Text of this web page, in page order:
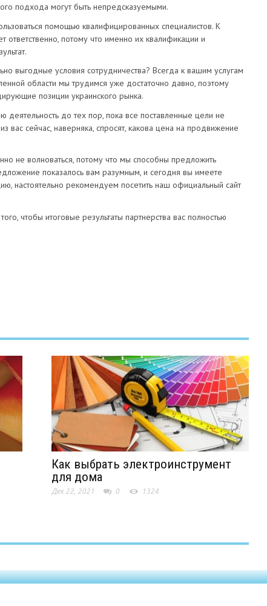
подхода могут быть непредсказуемыми.
помощью квалифицированных специалистов. К
ответственно, потому что именно их квалификации и
выгодные условия сотрудничества? Всегда к вашим услугам
области мы трудимся уже достаточно давно, поэтому
позиции украинского рынка.
до тех пор, пока все поставленные цели не
вас сейчас, наверняка, спросят, какова цена на продвижение
не волноваться, потому что мы способны предложить
показалось вам разумным, и сегодня вы имеете
настоятельно рекомендуем посетить наш официальный сайт
чтобы итоговые результаты партнерства вас полностью
Как выбрать электроинструмент
для дома
Дек 22, 2021 0 1324